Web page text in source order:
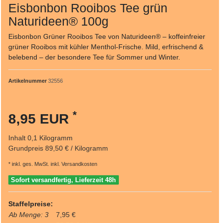
Eisbonbon Rooibos Tee grün
Naturideen® 100g
Eisbonbon Grüner Rooibos Tee von Naturideen® – koffeinfreier
grüner Rooibos mit kühler Menthol-Frische. Mild, erfrischend &
belebend – der besondere Tee für Sommer und Winter.
Artikelnummer 32556
8,95 EUR *
Inhalt 0,1 Kilogramm
Grundpreis 89,50 € / Kilogramm
* inkl. ges. MwSt. inkl. Versandkosten
Sofort versandfertig, Lieferzeit 48h
Staffelpreise:
Ab Menge: 3
7,95 €